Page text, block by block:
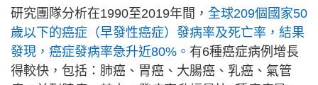
研究團隊分析在1990至2019年間， 全球209個國家50
歲以下的癌症（早發性癌症）發病率及死亡率，結果
發現，癌症發病率急升近80%。 有6種癌症病例增長
得較快，包括：肺癌、胃癌、大腸癌、乳癌、氣管